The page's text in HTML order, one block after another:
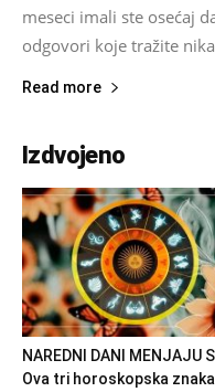
meseci imali ste osećaj
odgovori koje tražite
Read more
Izdvojeno
NAREDNI DANI MENJAJU
Ova tri horoskopska znaka